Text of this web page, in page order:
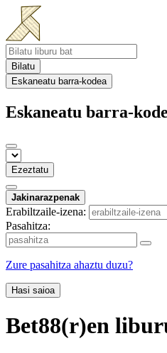
Bilatu
Eskaneatu barra-kodea
Eskaneatu barra-
Ezeztatu
Jakinarazpenak
Erabiltzaile-izena:
Pasahitza:
Zure pasahitza ahaztu duzu?
Hasi saioa
Bet88(r)en